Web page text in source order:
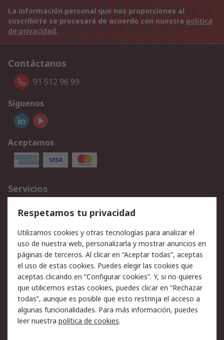
La información personal que nos proporciones al
suscribirte se procesará de acuerdo con nuestra política
de privacidad.
Contáctanos
91 512 96 99
Síguenos
Aceptamos
Servicios
Cómo realizar pedidos
Devoluciones
Facturación y pago
Ofertas
Soporte técnico
Legal
Aviso legal
Política de privacidad -
Actualizada
Política sobre cookies
Seguridad de emails
Certificaciones de
Condiciones de venta
Respetamos tu privacidad
Utilizamos cookies y otras tecnologías para analizar el
uso de nuestra web, personalizarla y mostrar anuncios en
páginas de terceros. Al clicar en “Aceptar todas”, aceptas
el uso de estas cookies. Puedes elegir las cookies que
aceptas clicando en “Configurar cookies”. Y, si no quieres
que utilicemos estas cookies, puedes clicar en “Rechazar
todas”, aunque es posible que esto restrinja el acceso a
algunas funcionalidades. Para más información, puedes
leer nuestra política de cookies.